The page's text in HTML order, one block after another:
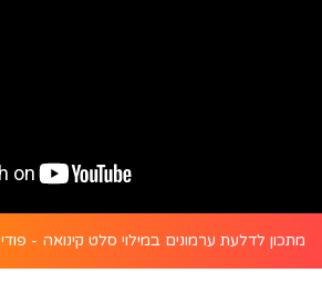
מתכון לדלעת ערמונים במילוי סלט קינואה - פודי